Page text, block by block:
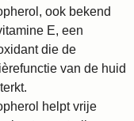
ook bekend
E, een
die de
van de huid
helpt vrije